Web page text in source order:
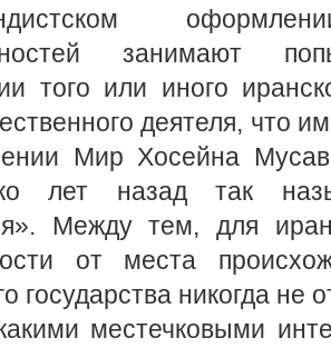
занимают
того или иного
деятеля, что
Мир Хосейна
лет назад так
Между тем, для
от места
государства никогда не
местечковыми